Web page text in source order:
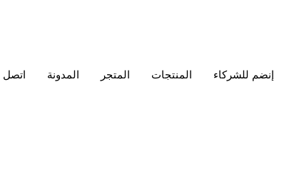
إنضم للشركاء المنتجات المتجر المدونة اتصل